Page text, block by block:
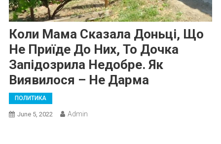
Коли Мама Сказала Доньці, Що
Не Приїде До Них, То Дочка
Запідозрила Недобре. Як
Виявилося – Не Дарма
ПОЛИТИКА
June 5, 2022 Admin